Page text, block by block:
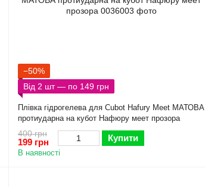
−50%
Від 2 шт — по 149 грн
Плівка гідрогелева для Cubot Hafury Meet МАТОВА
протиударна на кубот Hафюрy меет прозора
400 грн
199 грн Купити
В наявності